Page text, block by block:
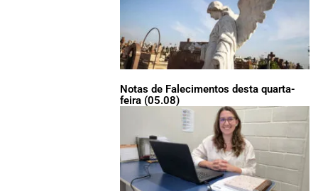
Notas de Falecimentos desta quarta-
feira (05.08)